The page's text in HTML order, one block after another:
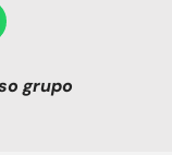
grupo